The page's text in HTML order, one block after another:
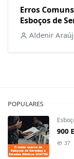
Erros
Esboços de
Aldenir
POPULARES
900
37